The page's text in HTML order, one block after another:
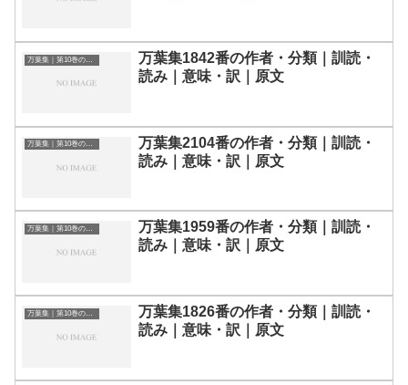
万葉集｜第10巻の和歌一覧
万葉集1842番の作者・分類｜訓読・
読み｜意味・訳｜原文
万葉集｜第10巻の和歌一覧
万葉集2104番の作者・分類｜訓読・
読み｜意味・訳｜原文
万葉集｜第10巻の和歌一覧
万葉集1959番の作者・分類｜訓読・
読み｜意味・訳｜原文
万葉集｜第10巻の和歌一覧
万葉集1826番の作者・分類｜訓読・
読み｜意味・訳｜原文